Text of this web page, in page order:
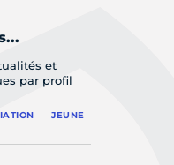
et
par profil
JEUNE